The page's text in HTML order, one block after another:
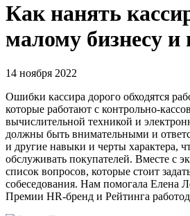
Как нанять
малому бизнесу и
14 ноября 2022
Ошибки кассира дорого обходятся
которые работают с контрольно-
вычислительной техникой и
должны быть внимательными и
и другие навыки и черты характера,
обслуживать покупателей. Вместе с
список вопросов, которые стоит
собеседования. Нам помогала Елена
Премии HR-бренд и Рейтинга